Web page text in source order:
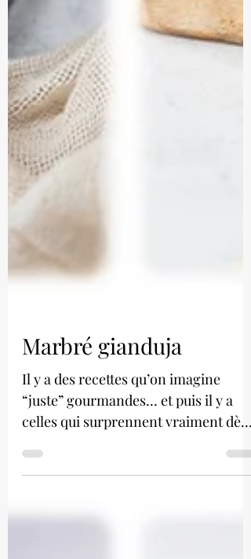
Marbré gianduja
Il y a des recettes qu’on imagine
celles qui surprennent vraiment dès
la première bouchée. Avec ce cake